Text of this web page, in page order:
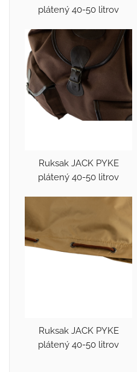
plátený 40-50 litrov
Ruksak JACK PYKE
plátený 40-50 litrov
Ruksak JACK PYKE
plátený 40-50 litrov